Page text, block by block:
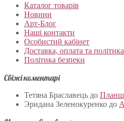
Каталог товарів
Новини
Арт-Блог
Наші контакти
Особистий кабінет
Доставка, оплата та
Політика безпеки
Свіжі коментарі
Тетяна Браславець до
Эридана Зеленокуренко до